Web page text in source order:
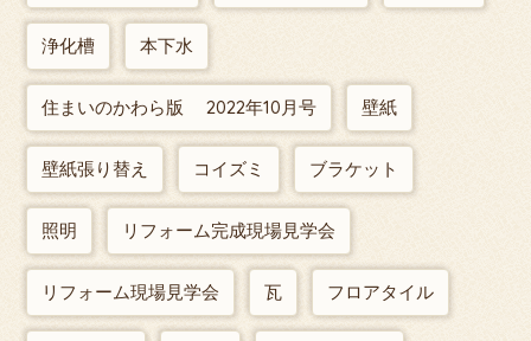
浄化槽 本下水
住まいのかわら版 2022年10月号 壁紙
壁紙張り替え コイズミ ブラケット
照明 リフォーム完成現場見学会
リフォーム現場見学会 瓦 フロアタイル